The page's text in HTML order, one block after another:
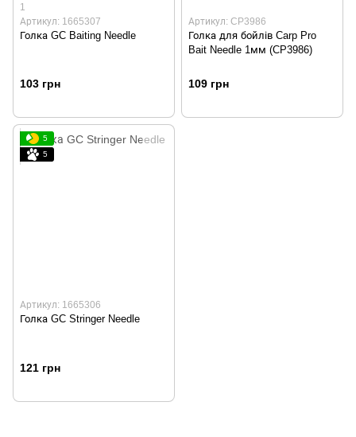
1
Артикул: 1665307
Голка GC Baiting Needle
103 грн
Артикул: CP3986
Голка для бойлів Carp Pro
Bait Needle 1мм (CP3986)
109 грн
5
5
Артикул: 1665306
Голка GC Stringer Needle
121 грн